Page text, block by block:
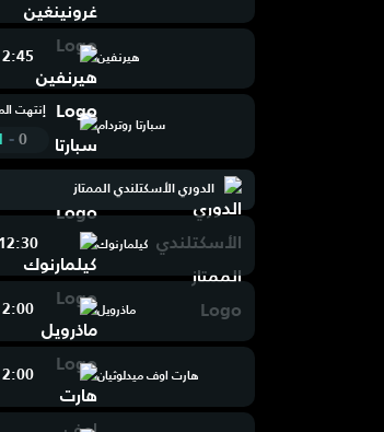
سبارتا روتردام
إنتهت
0
-
هيرنفين 2:45 م
الدوري الأسكتلندي الممتاز
كيلمارنوك 12:30 م
ماذرويل 2:00 م
هارت اوف ميدلوثيان 2:00 م